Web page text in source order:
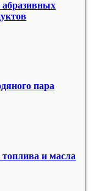
абразивных
пара
и масла